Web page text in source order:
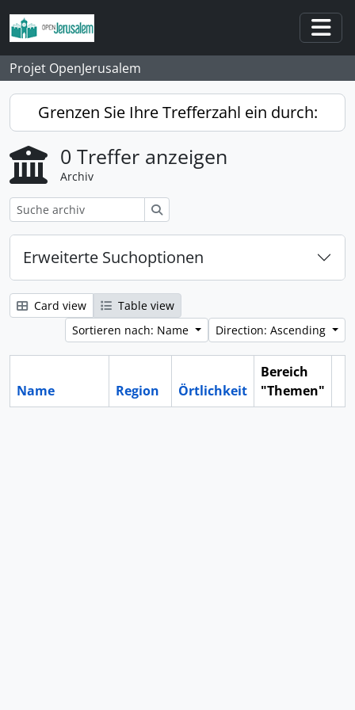
Skip to main content
Projet OpenJerusalem
Grenzen Sie Ihre Trefferzahl ein durch:
0 Treffer anzeigen
Archiv
Erweiterte Suchoptionen
Card view
Table view
Sortieren nach: Name
Direction: Ascending
Name Region Örtlichkeit
Bereich
"Themen"